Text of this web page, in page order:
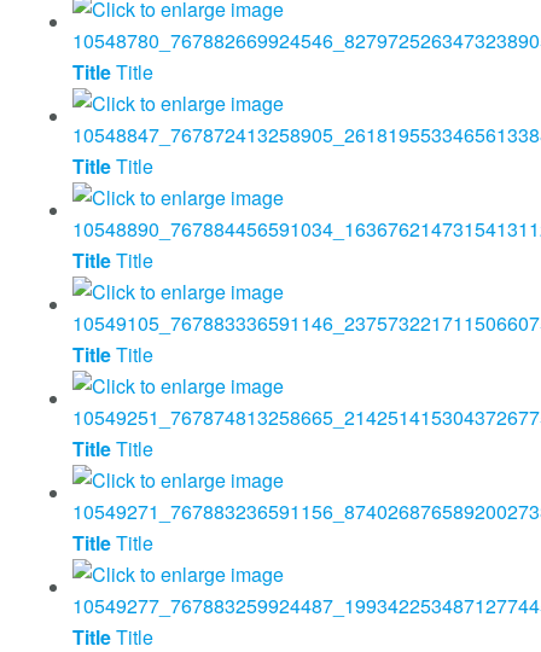
TitleTitle
TitleTitle
TitleTitle
TitleTitle
TitleTitle
TitleTitle
TitleTitle